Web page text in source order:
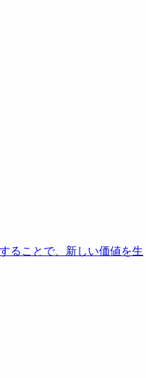
ることで、新しい価値を生